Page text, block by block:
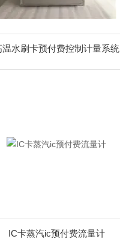
温水刷卡预付费控制计量系统
IC卡蒸汽ic预付费流量计